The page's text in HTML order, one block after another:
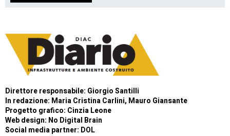
Direttore responsabile: Giorgio Santilli
In redazione: Maria Cristina Carlini, Mauro Giansante
Progetto grafico: Cinzia Leone
Web design: No Digital Brain
Social media partner: DOL